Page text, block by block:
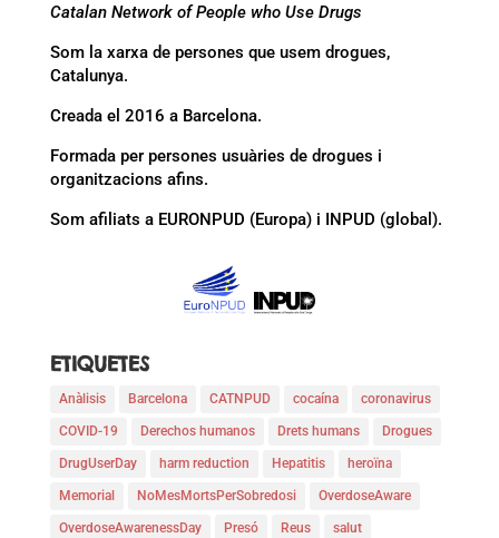
Catalan Network of People who Use Drugs
Som la xarxa de persones que usem drogues,
Catalunya.
Creada el 2016 a Barcelona.
Formada per persones usuàries de drogues i
organitzacions afins.
Som afiliats a EURONPUD (Europa) i INPUD (global).
ETIQUETES
Anàlisis Barcelona CATNPUD cocaína coronavirus
COVID-19 Derechos humanos Drets humans Drogues
DrugUserDay harm reduction Hepatitis heroïna
Memorial NoMesMortsPerSobredosi OverdoseAware
OverdoseAwarenessDay Presó Reus salut